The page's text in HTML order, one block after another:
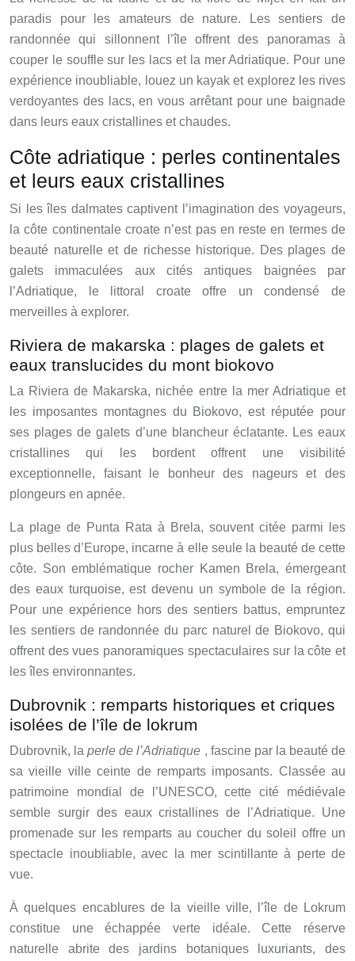
paradis pour les amateurs de nature. Les sentiers de
randonnée qui sillonnent l’île offrent des panoramas à
couper le souffle sur les lacs et la mer Adriatique. Pour une
expérience inoubliable, louez un kayak et explorez les rives
verdoyantes des lacs, en vous arrêtant pour une baignade
dans leurs eaux cristallines et chaudes.
Côte adriatique : perles continentales
et leurs eaux cristallines
Si les îles dalmates captivent l’imagination des voyageurs,
la côte continentale croate n’est pas en reste en termes de
beauté naturelle et de richesse historique. Des plages de
galets immaculées aux cités antiques baignées par
l’Adriatique, le littoral croate offre un condensé de
merveilles à explorer.
Riviera de makarska : plages de galets et
eaux translucides du mont biokovo
La Riviera de Makarska, nichée entre la mer Adriatique et
les imposantes montagnes du Biokovo, est réputée pour
ses plages de galets d’une blancheur éclatante. Les eaux
cristallines qui les bordent offrent une visibilité
exceptionnelle, faisant le bonheur des nageurs et des
plongeurs en apnée.
La plage de Punta Rata à Brela, souvent citée parmi les
plus belles d’Europe, incarne à elle seule la beauté de cette
côte. Son emblématique rocher Kamen Brela, émergeant
des eaux turquoise, est devenu un symbole de la région.
Pour une expérience hors des sentiers battus, empruntez
les sentiers de randonnée du parc naturel de Biokovo, qui
offrent des vues panoramiques spectaculaires sur la côte et
les îles environnantes.
Dubrovnik : remparts historiques et criques
isolées de l’île de lokrum
Dubrovnik, laperle de l’Adriatique , fascine par la beauté de
sa vieille ville ceinte de remparts imposants. Classée au
patrimoine mondial de l’UNESCO, cette cité médiévale
semble surgir des eaux cristallines de l’Adriatique. Une
promenade sur les remparts au coucher du soleil offre un
spectacle inoubliable, avec la mer scintillante à perte de
vue.
À quelques encablures de la vieille ville, l’île de Lokrum
constitue une échappée verte idéale. Cette réserve
naturelle abrite des jardins botaniques luxuriants, des